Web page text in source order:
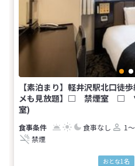
【素泊まり】軽井沢駅北口徒
メも見放題】□ 禁煙室 □
室)
食事なし 1
禁煙
おとな1名